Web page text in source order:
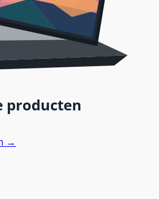
producten
→